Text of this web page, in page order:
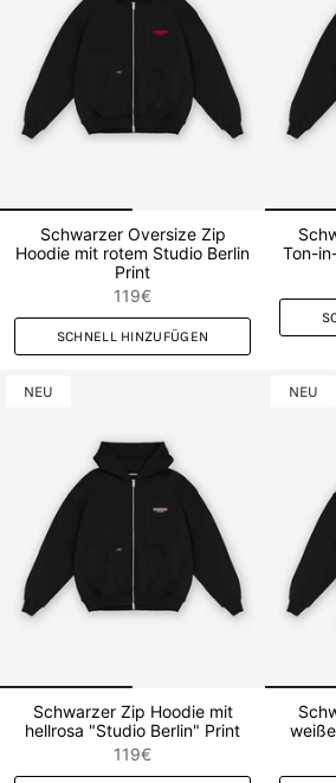
Schwarzer Oversize Zip
Hoodie mit rotem Studio Berlin
Print
119€
SCHNELL HINZUFÜGEN
Ton-
NEU
Schwarzer Zip Hoodie mit
hellrosa "Studio Berlin" Print
119€
NEU